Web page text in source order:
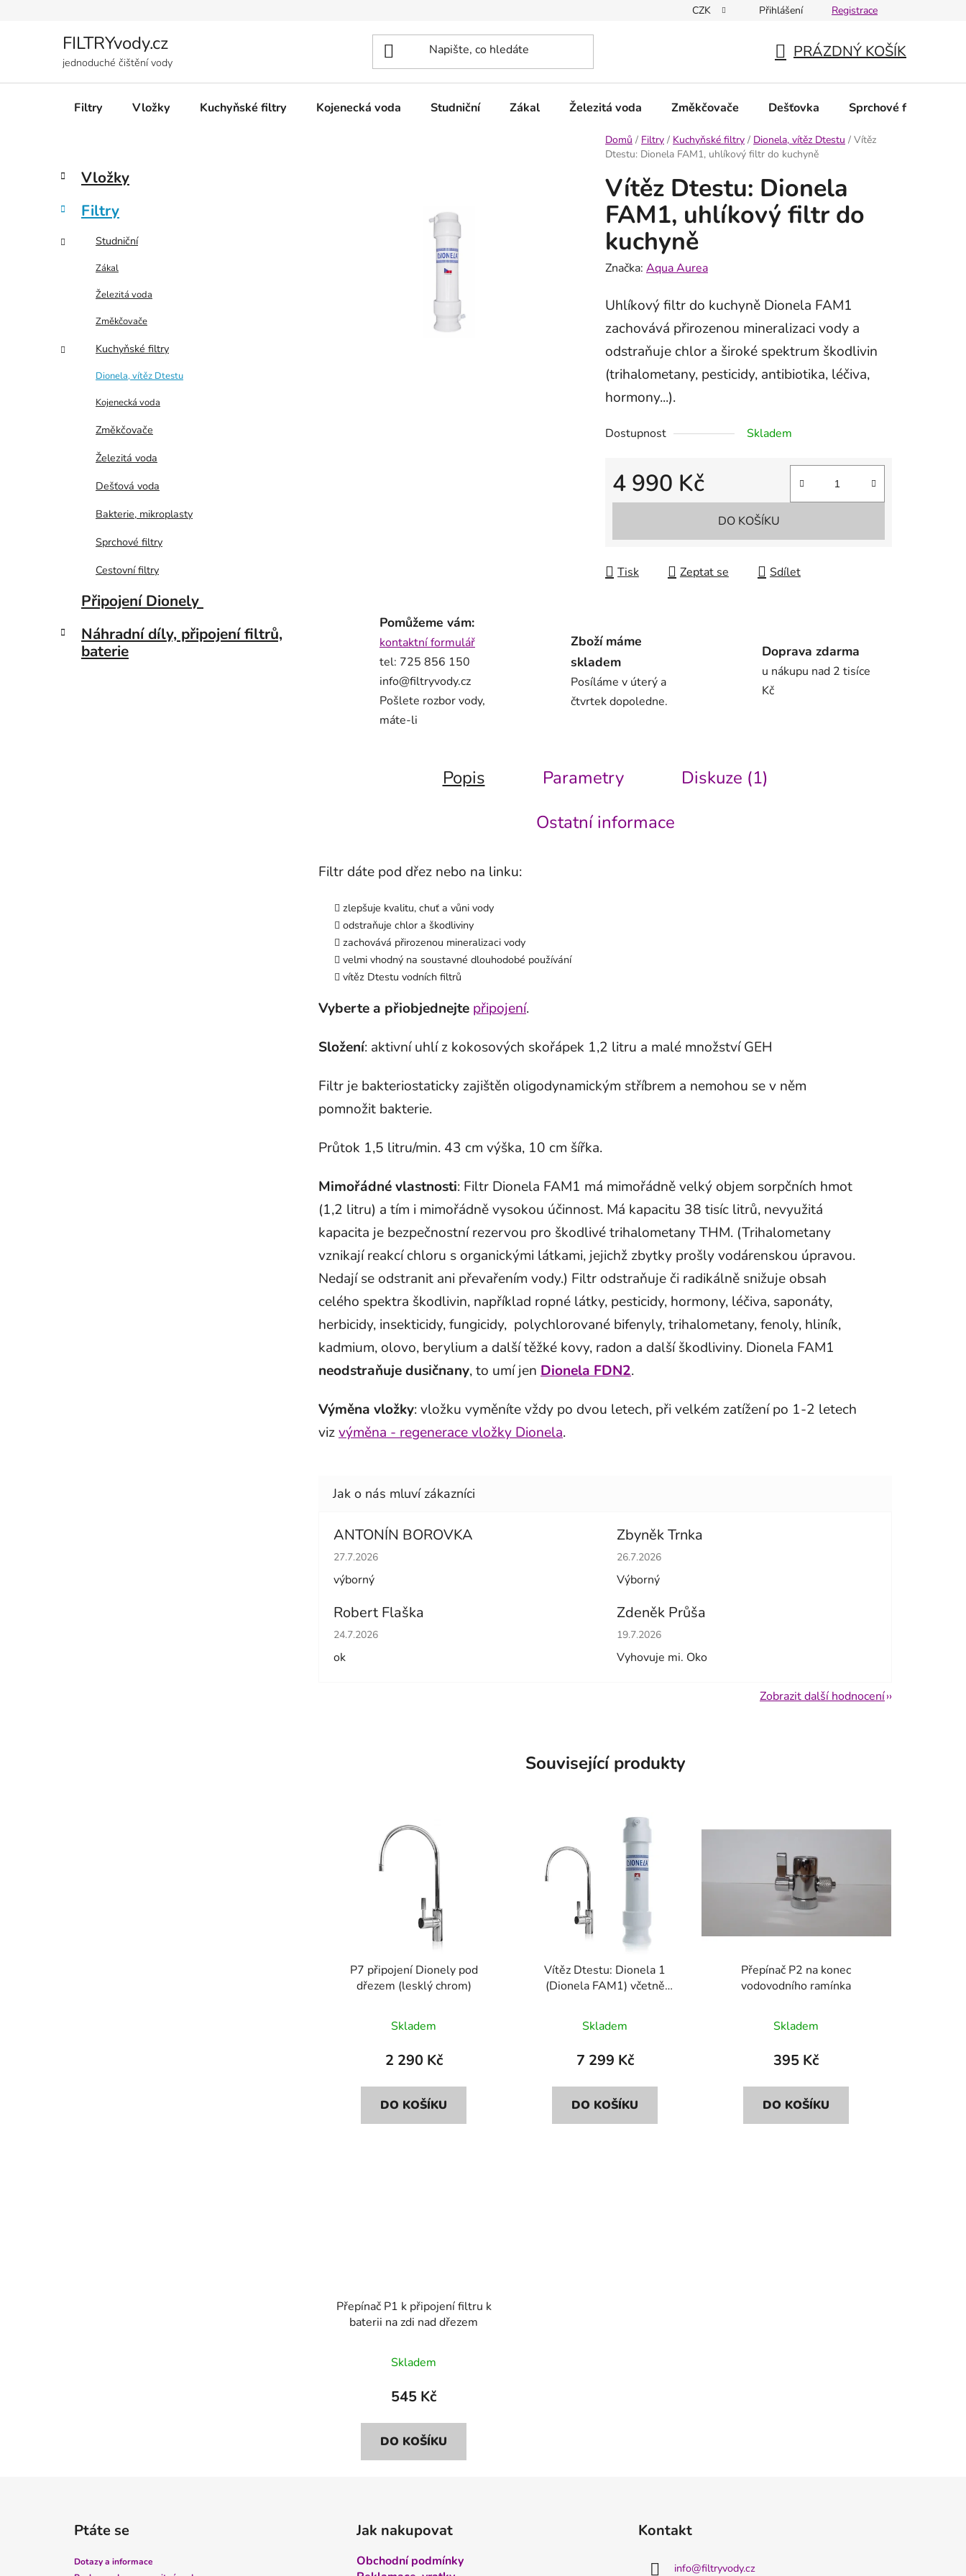
CZK Přihlášení Registrace
FILTRYvody.cz
jednoduché čištění vody
KOŠÍK
PRÁZDNÝ KOŠÍK
Filtry Vložky Kuchyňské filtry Kojenecká voda Studniční Zákal Železitá voda Změkčovače Dešťovka Sprchové filtry
Domů / Filtry / Kuchyňské filtry / Dionela, vítěz Dtestu / Vítěz
Dtestu: Dionela FAM1, uhlíkový filtr do kuchyně
P
s
r
a
Přeskočit
kategorie
K
a
e
o
Vložky
Filtry
Studniční
Zákal
Železitá voda
Změkčovače
Kuchyňské filtry
Dionela, vítěz Dtestu
Kojenecká voda
Změkčovače
Železitá voda
Dešťová voda
Bakterie, mikroplasty
Sprchové filtry
Cestovní filtry
Připojení Dionely
Náhradní díly, připojení filtrů,
baterie
Vítěz Dtestu: Dionela
FAM1, uhlíkový filtr do
kuchyně
Značka: Aqua Aurea
Uhlíkový filtr do kuchyně Dionela FAM1
zachovává přirozenou mineralizaci vody a
odstraňuje chlor a široké spektrum škodlivin
(trihalometany, pesticidy, antibiotika, léčiva,
hormony...).
Dostupnost Skladem
4 990 Kč
Měrná cena:
DO KOŠÍKU
Tisk Zeptat se Sdílet
Pomůžeme vám:
kontaktní formulář
tel: 725 856 150
info@filtryvody.cz
Pošlete rozbor vody,
máte-li
Zboží máme
skladem
Posíláme v úterý a
čtvrtek dopoledne.
Doprava zdarma
u nákupu nad 2 tisíce
Kč
Popis Parametry
Diskuze (1)
Ostatní informace
Filtr dáte pod dřez nebo na linku:
zlepšuje kvalitu, chuť a vůni vody
odstraňuje chlor a škodliviny
zachovává přirozenou mineralizaci vody
velmi vhodný na soustavné dlouhodobé používání
vítěz Dtestu vodních filtrů
Vyberte a přiobjednejte připojení.
Složení: aktivní uhlí z kokosových skořápek 1,2 litru a malé množství GEH
Filtr je bakteriostaticky zajištěn oligodynamickým stříbrem a nemohou se v něm
pomnožit bakterie.
Průtok 1,5 litru/min. 43 cm výška, 10 cm šířka.
Mimořádné vlastnosti: Filtr Dionela FAM1 má mimořádně velký objem sorpčních hmot
(1,2 litru) a tím i mimořádně vysokou účinnost. Má kapacitu 38 tisíc litrů, nevyužitá
kapacita je bezpečnostní rezervou pro škodlivé trihalometany THM. (Trihalometany
vznikají reakcí chloru s organickými látkami, jejichž zbytky prošly vodárenskou úpravou.
Nedají se odstranit ani převařením vody.) Filtr odstraňuje či radikálně snižuje obsah
celého spektra škodlivin, například ropné látky, pesticidy, hormony, léčiva, saponáty,
herbicidy, insekticidy, fungicidy, polychlorované bifenyly, trihalometany, fenoly, hliník,
kadmium, olovo, berylium a další těžké kovy, radon a další škodliviny. Dionela FAM1
neodstraňuje dusičnany, to umí jen Dionela FDN2.
Výměna vložky: vložku vyměníte vždy po dvou letech, při velkém zatížení po 1-2 letech
vizvýměna - regenerace vložky Dionela.
ANTONÍN BOROVKA
Hodnocení obchodu je 5 z 5 hvězdiček.
27.7.2026
výborný
Zbyněk Trnka
Hodnocení obchodu je 5 z 5 hvězdiček.
26.7.2026
Výborný
Robert Flaška
Hodnocení obchodu je 5 z 5 hvězdiček.
24.7.2026
ok
Zdeněk Průša
Hodnocení obchodu je 5 z 5 hvězdiček.
19.7.2026
Vyhovuje mi. Oko
Zobrazit další hodnocení
Související produkty
P7 připojení Dionely pod
dřezem (lesklý chrom)
Skladem
2 290 Kč
DO KOŠÍKU
Vítěz Dtestu: Dionela 1
(Dionela FAM1) včetně
Skladem
7 299 Kč
DO KOŠÍKU
Přepínač P2 na konec
vodovodního ramínka
Skladem
395 Kč
DO KOŠÍKU
Přepínač P1 k připojení filtru k
baterii na zdi nad dřezem
Skladem
545 Kč
DO KOŠÍKU
Ptáte se
Dotazy a informace
Jak nakupovat
Obchodní podmínky
Kontakt
info@filtryvody.cz